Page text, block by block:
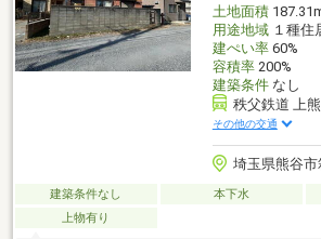
土地面積
用途地域１種住
建ぺい率60%
容積率200%
建築条件なし
秩父鉄道 上
その他の交通
埼玉県熊谷市
建築条件なし 本下水
上物有り